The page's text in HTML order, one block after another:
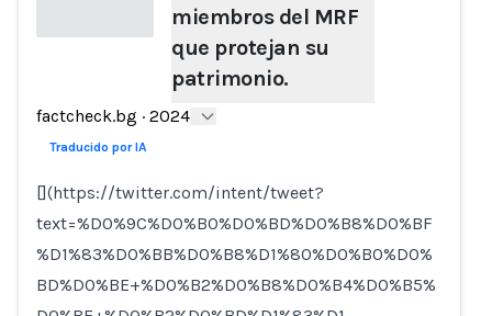
miembros del MRF
que protejan su
patrimonio.
factcheck.bg · 2024
Traducido por IA
[](https://twitter.com/intent/tweet?
text=%D0%9C%D0%B0%D0%BD%D0%B8%D0%BF
%D1%83%D0%BB%D0%B8%D1%80%D0%B0%D0%
BD%D0%BE+%D0%B2%D0%B8%D0%B4%D0%B5%